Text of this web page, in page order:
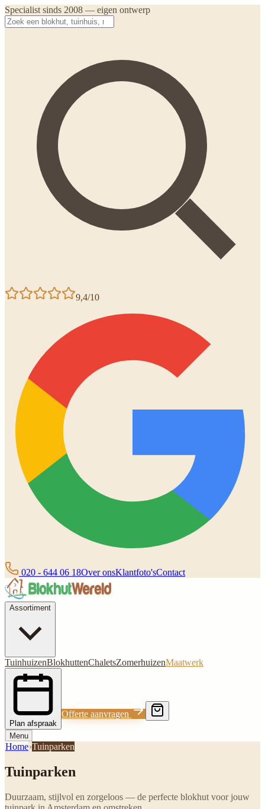
Specialist sinds 2008 — eigen ontwerp
9,4/10
020 - 644 06 18Over onsKlantfoto'sContact
Assortiment
TuinhuizenBlokhuttenChaletsZomerhuizenMaatwerk
Plan afspraak
Offerte aanvragen
Menu
Home›Tuinparken
Tuinparken
Duurzaam, stijlvol en zorgeloos — de perfecte blokhut voor jouw